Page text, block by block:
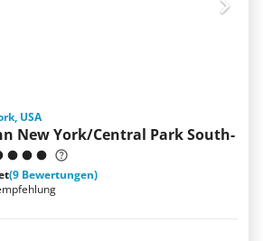
USA
New York/Central Park South-
(9 Bewertungen)